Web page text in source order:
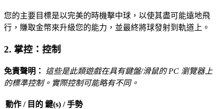
您的主要目標是以完美的時機擊中球，以使其盡可能遠地飛
行，賺取金幣來升級您的能力，並最終將球發射到軌道上。
2. 掌控：控制
免責聲明：
這些是此類遊戲在具有鍵盤/滑鼠的 PC 瀏覽器上
的標準控制。實際控制可能略有不同。
動作 / 目的 鍵(s) / 手勢